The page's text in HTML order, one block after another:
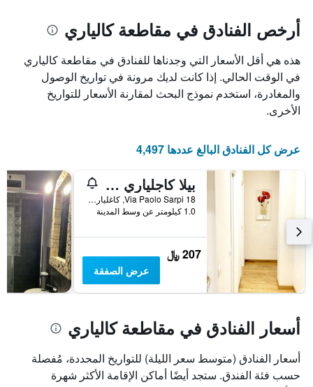
أرخص الفنادق في مقاطعة كالياري
هذه هي أقل الأسعار التي وجدناها للفنادق في مقاطعة كالياري
في الوقت الحالي. إذا كانت لديك مرونة في تواريخ الوصول
والمغادرة، استخدم نموذج البحث لمقارنة الأسعار للتواريخ
الأخرى.
عرض كل الفنادق البالغ عددها 4,497
بيلا كاجلياري بي آند بي
Via Paolo Sarpi 18, كاغلياري, سردينيا, إيطاليا
1.0 كيلومتر عن وسط المدينة
207 ﷼
عرض الصفقة
أسعار الفنادق في مقاطعة كالياري
أسعار الفنادق (متوسط سعر الليلة) للتواريخ المحددة، مُفصلة
حسب فئة الفندق. ستجد أيضًا أماكن الإقامة الأكثر شهرة